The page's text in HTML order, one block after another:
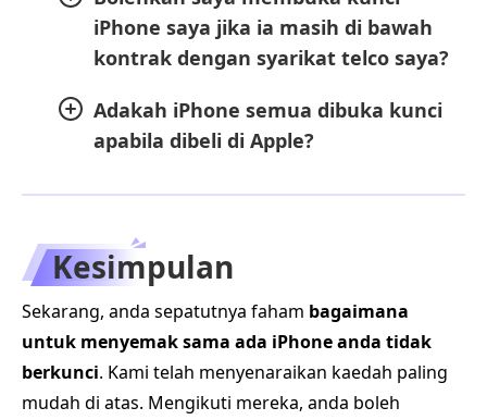
iPhone saya jika ia masih di bawah
kontrak dengan syarikat telco saya?
Adakah iPhone semua dibuka kunci
apabila dibeli di Apple?
Kesimpulan
Sekarang, anda sepatutnya faham bagaimana
untuk menyemak sama ada iPhone anda tidak
berkunci. Kami telah menyenaraikan kaedah paling
mudah di atas. Mengikuti mereka, anda boleh